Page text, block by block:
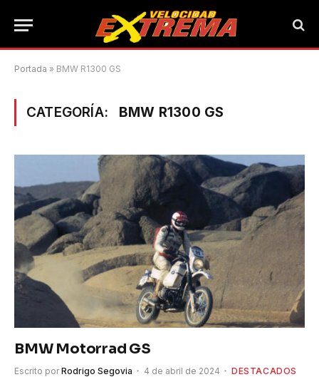
Portada » BMW R1300 GS
CATEGORÍA: BMW R1300 GS
BMW Motorrad GS
Escrito por Rodrigo Segovia 4 de abril de 2024 DESTACADOS